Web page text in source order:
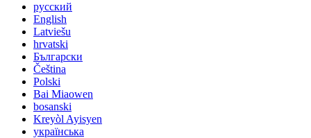
русский
English
Latviešu
hrvatski
Български
Čeština
Polski
Bai Miaowen
bosanski
Kreyòl Ayisyen
українська